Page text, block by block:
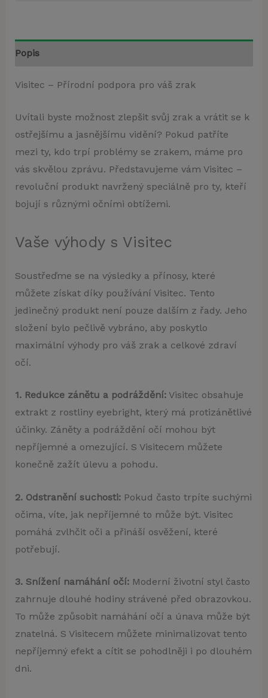
Popis
Visitec – Přírodní podpora pro váš zrak
Uvítali byste možnost zlepšit svůj zrak a vrátit se k
ostřejšímu a jasnějšímu vidění? Pokud patříte
mezi ty, kdo trpí problémy se zrakem, máme pro
vás skvělou zprávu. Představujeme vám Visitec –
revoluční produkt navržený speciálně pro ty, kteří
bojují s různými očními obtížemi.
Vaše výhody s Visitec
Soustřeďme se na výsledky a přínosy, které
můžete získat díky používání Visitec. Tento
jedinečný produkt není pouze dalším z řady. Jeho
složení bylo pečlivě vybráno, aby poskytlo
maximální výhody pro váš zrak a celkové zdraví
očí.
1. Redukce zánětu a podráždění:Visitec obsahuje
extrakt z rostliny eyebright, který má protizánětlivé
účinky. Záněty a podráždění očí mohou být
nepříjemné a omezující. S Visitecem můžete
konečně zažít úlevu a pohodu.
2. Odstranění suchosti:Pokud často trpíte suchými
očima, víte, jak nepříjemné to může být. Visitec
pomáhá zvlhčit oči a přináší osvěžení, které
potřebují.
3. Snížení namáhání očí:Moderní životní styl často
zahrnuje dlouhé hodiny strávené před obrazovkou.
To může způsobit namáhání očí a únava může být
znatelná. S Visitecem můžete minimalizovat tento
nepříjemný efekt a cítit se pohodlněji i po dlouhém
dni.